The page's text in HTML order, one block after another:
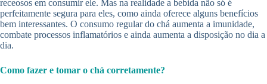
receosos em consumir ele. Mas na realidade a bebida não só é
perfeitamente segura para eles, como ainda oferece alguns benefícios
bem interessantes. O consumo regular do chá aumenta a imunidade,
combate processos inflamatórios e ainda aumenta a disposição no dia a
dia.
Como fazer e tomar o chá corretamente?